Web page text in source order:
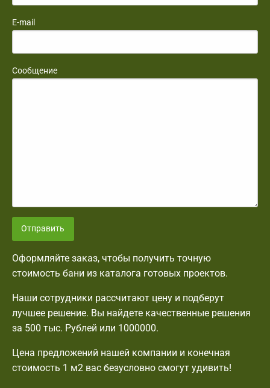
E-mail
Сообщение
Отправить
Оформляйте заказ, чтобы получить точную
стоимость бани из каталога готовых проектов.
Наши сотрудники рассчитают цену и подберут
лучшее решение. Вы найдете качественные решения
за 500 тыс. Рублей или 1000000.
Цена предложений нашей компании и конечная
стоимость 1 м2 вас безусловно смогут удивить!